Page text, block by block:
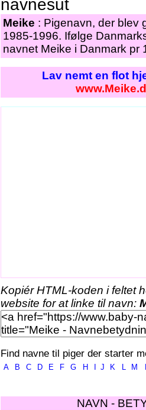
Meike : Pigenavn, der blev
1985-1996. Ifølge
navnet Meike i Danmark pr
Lav nemt en flot
Kopiér HTML-koden i feltet
website for at linke til navn:
Find navne til piger der starter
A B C D E F G H J K L M
NAVN -